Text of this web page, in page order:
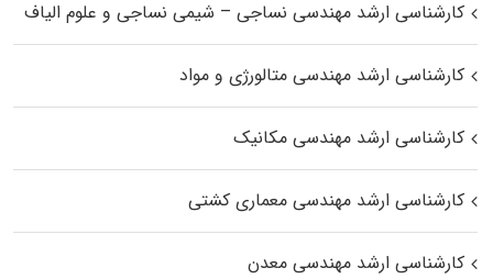
کارشناسی ارشد مهندسی نساجی – شیمی نساجی و علوم الیاف
کارشناسی ارشد مهندسی متالورژی و مواد
کارشناسی ارشد مهندسی مکانیک
کارشناسی ارشد مهندسی معماری کشتی
کارشناسی ارشد مهندسی معدن